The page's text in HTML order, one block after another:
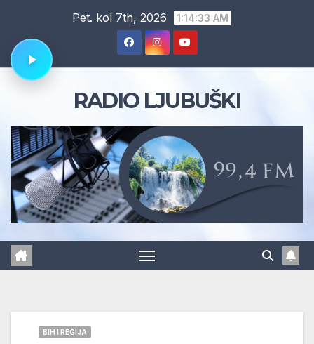
content
Pet. kol 7th, 2026 1:14:34 AM
RADIO LJUBUŠKI
BIH I REGIJA